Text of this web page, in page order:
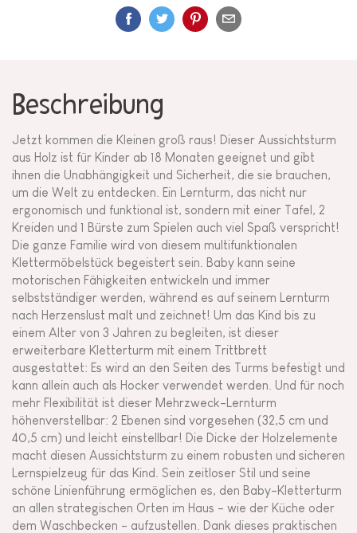
Beschreibung
Jetzt kommen die Kleinen groß raus! Dieser Aussichtsturm
aus Holz ist für Kinder ab 18 Monaten geeignet und gibt
ihnen die Unabhängigkeit und Sicherheit, die sie brauchen,
um die Welt zu entdecken. Ein Lernturm, das nicht nur
ergonomisch und funktional ist, sondern mit einer Tafel, 2
Kreiden und 1 Bürste zum Spielen auch viel Spaß verspricht!
Die ganze Familie wird von diesem multifunktionalen
Klettermöbelstück begeistert sein. Baby kann seine
motorischen Fähigkeiten entwickeln und immer
selbstständiger werden, während es auf seinem Lernturm
nach Herzenslust malt und zeichnet! Um das Kind bis zu
einem Alter von 3 Jahren zu begleiten, ist dieser
erweiterbare Kletterturm mit einem Trittbrett
ausgestattet: Es wird an den Seiten des Turms befestigt und
kann allein auch als Hocker verwendet werden. Und für noch
mehr Flexibilität ist dieser Mehrzweck-Lernturm
höhenverstellbar: 2 Ebenen sind vorgesehen (32,5 cm und
40,5 cm) und leicht einstellbar! Die Dicke der Holzelemente
macht diesen Aussichtsturm zu einem robusten und sicheren
Lernspielzeug für das Kind. Sein zeitloser Stil und seine
schöne Linienführung ermöglichen es, den Baby-Kletterturm
an allen strategischen Orten im Haus - wie der Küche oder
dem Waschbecken - aufzustellen. Dank dieses praktischen